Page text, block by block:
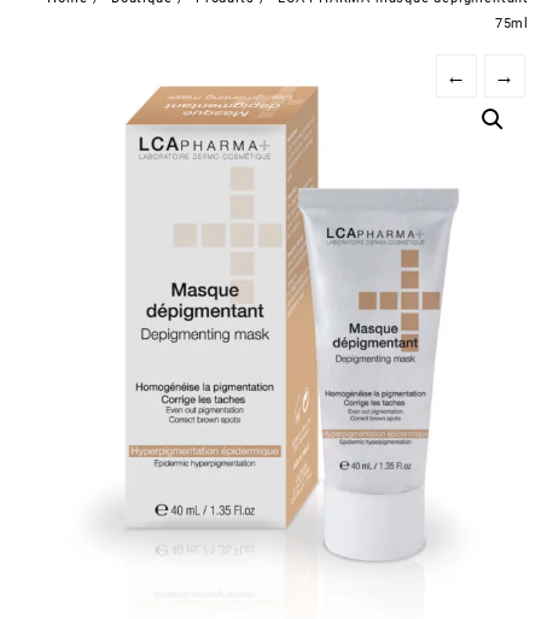
75ml
← →